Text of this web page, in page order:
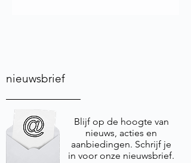
nieuwsbrief
Blijf op de hoogte van
nieuws, acties en
aanbiedingen. Schrijf je
in voor onze nieuwsbrief.